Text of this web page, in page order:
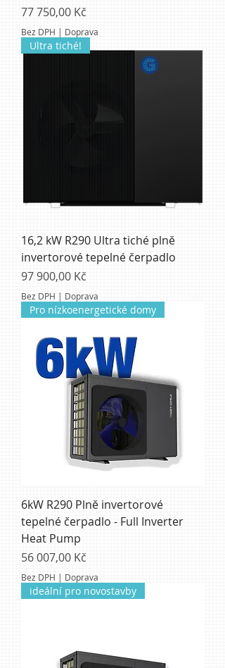
Cena
77 750,00 Kč
Bez DPH | Doprava
Ultra tiché!
16,2 kW R290 Ultra tiché plně
invertorové tepelné čerpadlo
Cena
97 900,00 Kč
Bez DPH | Doprava
Pro nízkoenergetické domy
6kW R290 Plně invertorové
tepelné čerpadlo - Full Inverter
Heat Pump
Cena
56 007,00 Kč
Bez DPH | Doprava
ideální pro novostavby